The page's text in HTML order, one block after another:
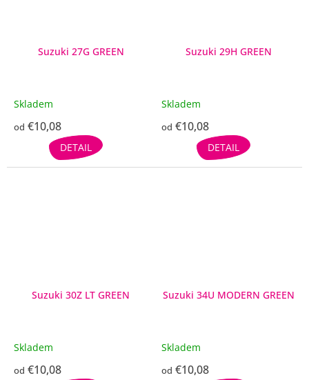
Suzuki 27G GREEN
Skladem
od €10,08
DETAIL
Suzuki 29H GREEN
Skladem
od €10,08
DETAIL
Suzuki 30Z LT GREEN
Skladem
od €10,08
Suzuki 34U MODERN GREEN
Skladem
od €10,08